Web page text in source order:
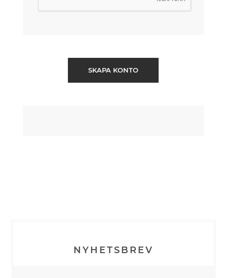
SKAPA KONTO
NYHETSBREV